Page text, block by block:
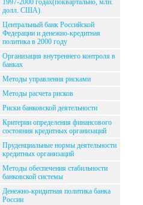
1997-2000 годах(поквартально, млн.
долл. США)
Центральный банк Российской
Федерации и денежно-кредитная
политика в 2000 году
Организация внутреннего контроля в
банках
Методы управления рисками
Методы расчета рисков
Риски банковской деятельности
Критерии определения финансового
состояния кредитных организаций
Пруденциальные нормы деятельности
кредитных организаций
Методы обеспечения стабильности
банковской системы
Денежно-кридитная политика банка
России